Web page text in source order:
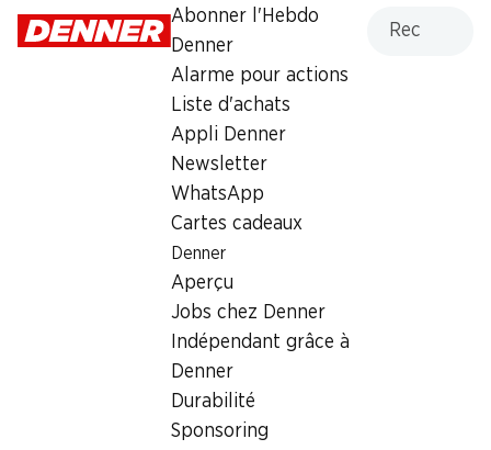
Abonner l'Hebdo
Denner
Alarme pour actions
Liste d'achats
Appli Denner
Newsletter
WhatsApp
Cartes cadeaux
Denner
Aperçu
Jobs chez Denner
Indépendant grâce à
Denner
Durabilité
Sponsoring
1032042
Les clients ont également
25% a partir de 2 pièces
sur toutes les produits
Ceylor en emballage
32%
au lieu de 13.20